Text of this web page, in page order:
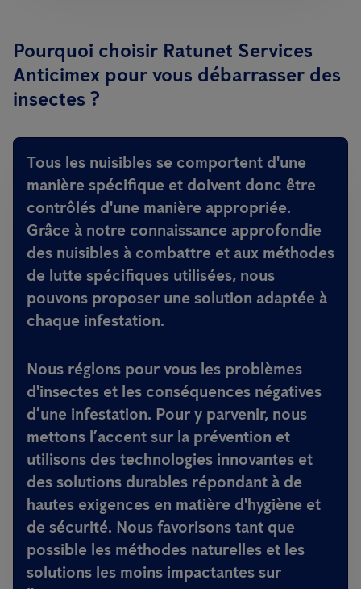
Pourquoi choisir Ratunet Services
Anticimex pour vous débarrasser des
insectes ?
Tous les nuisibles se comportent d'une
manière spécifique et doivent donc être
contrôlés d'une manière appropriée.
Grâce à notre connaissance approfondie
des nuisibles à combattre et aux méthodes
de lutte spécifiques utilisées, nous
pouvons proposer une solution adaptée à
chaque infestation.
Nous réglons pour vous les problèmes
d'insectes et les conséquences négatives
d’une infestation. Pour y parvenir, nous
mettons l’accent sur la prévention et
utilisons des technologies innovantes et
des solutions durables répondant à de
hautes exigences en matière d'hygiène et
de sécurité. Nous favorisons tant que
possible les méthodes naturelles et les
solutions les moins impactantes sur